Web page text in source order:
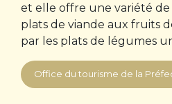
et elle offre une variété de
plats de viande aux fruits
par les plats de légumes
Office du tourisme de la